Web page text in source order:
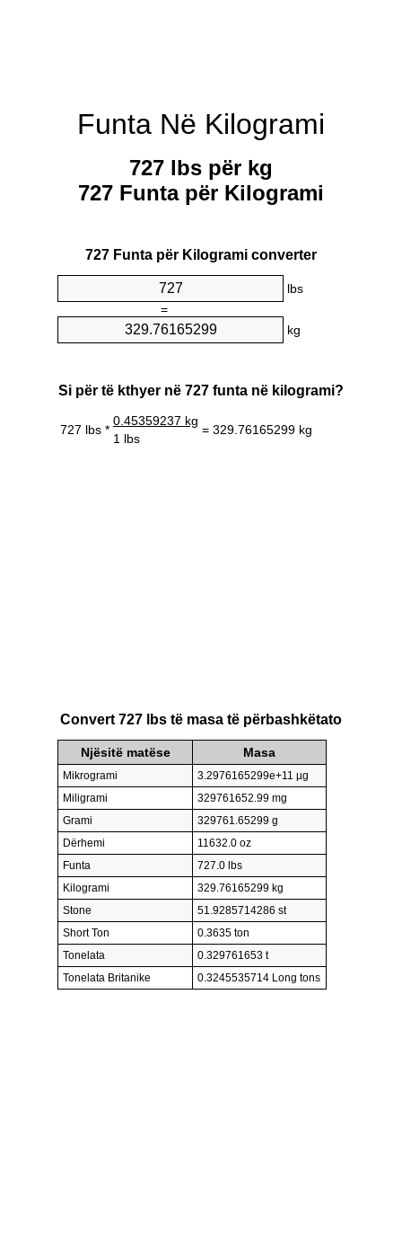
Funta Në Kilogrami
727 lbs për kg
727 Funta për Kilogrami
727 Funta për Kilogrami converter
lbs
=
kg
Si për të kthyer në 727 funta në kilogrami?
727 lbs *
0.45359237 kg
= 329.76165299 kg
1 lbs
Convert 727 lbs të masa të përbashkëtato
Njësitë matëse Masa
Mikrogrami
3.2976165299e+11 µg
Miligrami
329761652.99 mg
Grami
329761.65299 g
Dërhemi
11632.0 oz
Funta
727.0 lbs
Kilogrami
329.76165299 kg
Stone
51.9285714286 st
Short Ton
0.3635 ton
Tonelata
0.329761653 t
Tonelata Britanike
0.3245535714 Long tons